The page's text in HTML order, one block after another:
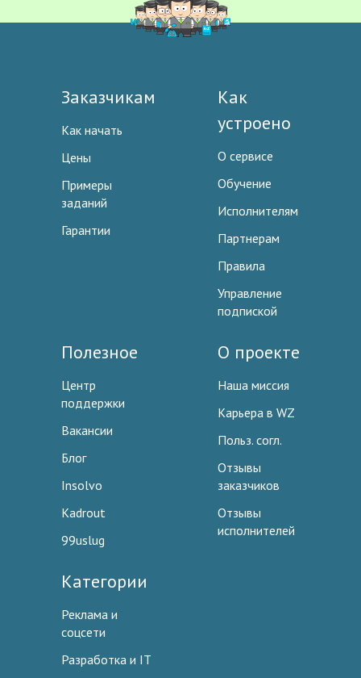
Заказчикам
Как начать
Цены
Примеры
заданий
Гарантии
Как
устроено
О сервисе
Обучение
Исполнителям
Партнерам
Правила
Управление
подпиской
Полезное
Центр
поддержки
Вакансии
Блог
Insolvo
Kadrout
99uslug
О проекте
Наша миссия
Карьера в WZ
Польз. согл.
Отзывы
заказчиков
Отзывы
исполнителей
Категории
Реклама и
соцсети
Разработка и IT